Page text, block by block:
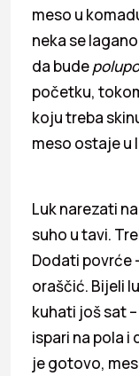
meso u
neka se
da bude
početku,
koju treba
meso ostaje u
Luk narezati
suho u tavi.
Dodati povrće
oraščić. Bijeli
kuhati još sat
ispari na pola i
je gotovo,